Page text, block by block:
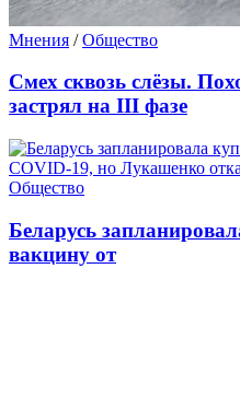
Мнения /Общество
Смех сквозь слёзы.
застрял на III фазе
Общество
Беларусь
вакцину от